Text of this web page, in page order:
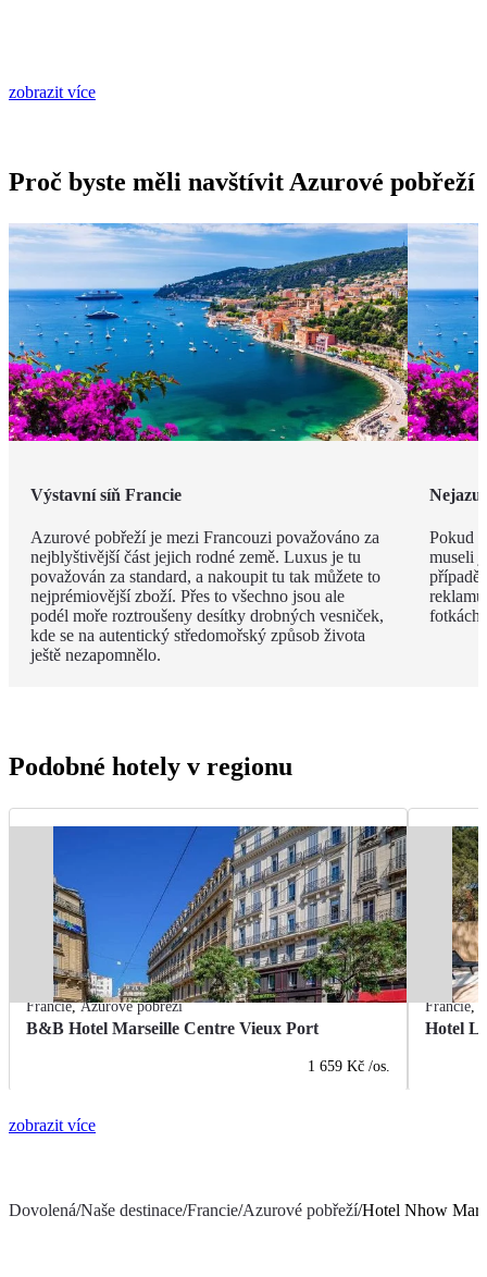
zobrazit více
Proč byste měli navštívit Azurové pobřeží
Výstavní síň Francie
Azurové pobřeží je mezi Francouzi považováno za
nejblyštivější část jejich rodné země. Luxus je tu
považován za standard, a nakoupit tu tak můžete to
nejprémiovější zboží. Přes to všechno jsou ale
podél moře roztroušeny desítky drobných vesniček,
kde se na autentický středomořský způsob života
ještě nezapomnělo.
Pokud
museli
případě
fotkách!
Podobné hotely v regionu
Francie,Azurové pobřeží
B&B Hotel Marseille Centre Vieux Port
1 659 Kč /os.
Francie,
Hotel
zobrazit více
Dovolená/Naše destinace/Francie/Azurové pobřeží/Hotel Nhow